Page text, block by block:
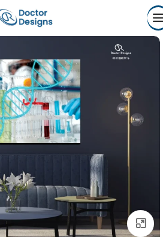
Click to enlarge